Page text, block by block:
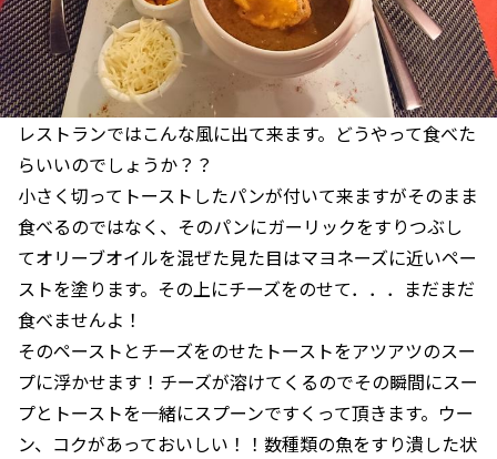
レストランではこんな風に出て来ます。どうやって食べた
らいいのでしょうか？？
小さく切ってトーストしたパンが付いて来ますがそのまま
食べるのではなく、そのパンにガーリックをすりつぶし
てオリーブオイルを混ぜた見た目はマヨネーズに近いペー
ストを塗ります。その上にチーズをのせて．．．まだまだ
食べませんよ！
そのペーストとチーズをのせたトーストをアツアツのスー
プに浮かせます！チーズが溶けてくるのでその瞬間にスー
プとトーストを一緒にスプーンですくって頂きます。ウー
ン、コクがあっておいしい！！数種類の魚をすり潰した状